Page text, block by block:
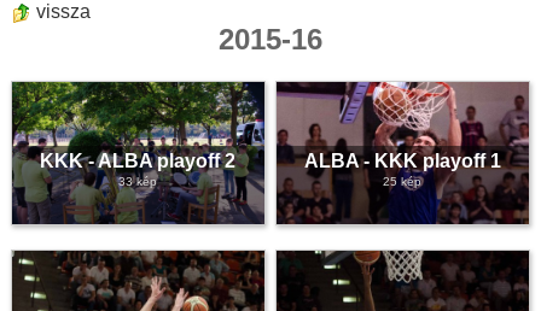
vissza
2015-16
KKK - ALBA playoff 2
33 kép
ALBA - KKK playoff 1
25 kép